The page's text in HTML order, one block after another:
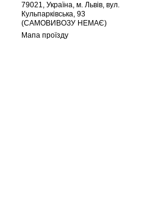
79021, Україна, м. Львів, вул.
Кульпарківська, 93
(САМОВИВОЗУ НЕМАЄ)
Мапа проїзду